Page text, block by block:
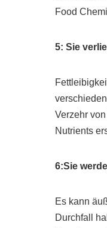
Food
5: Sie
Verzehr
Nutrients
6:Sie
Es kann
Durchfall